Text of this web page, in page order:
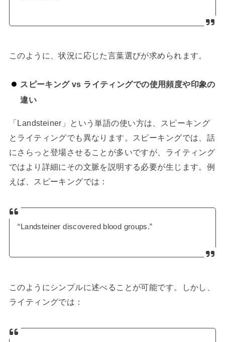
このように、状況に応じた言葉選びが求められます。
スピーキング vs ライティングでの使用頻度や印象の
違い
「Landsteiner」という単語の使い方は、スピーキング
とライティングでも異なります。スピーキングでは、話
にさらっと登場させることが多いですが、ライティング
ではより詳細にその文脈を説明する必要が生じます。例
えば、スピーキングでは：
“Landsteiner discovered blood groups.”
このようにシンプルに述べることが可能です。しかし、
ライティングでは：